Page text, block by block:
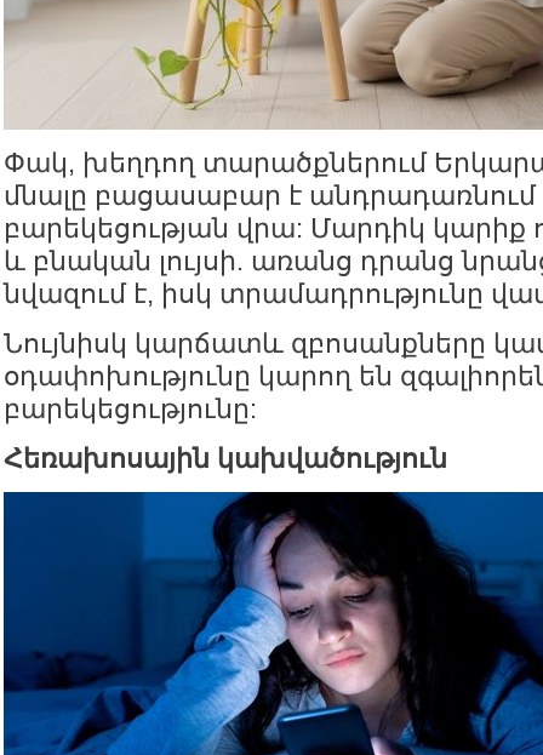
Փակ, խեղդող տարածքներում
մնալը բացասաբար է անդրադառնում
բարեկեցության վրա: Մարդիկ կարիք
և բնական լույսի. առանց դրանց
նվազում է, իսկ տրամադրությունը
Նույնիսկ կարճատև զբոսանքները
օդափոխությունը կարող են
բարեկեցությունը:
Հեռախոսային կախվածություն